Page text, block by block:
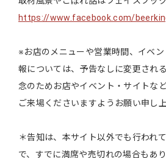
https://www.facebook.com/
※お店のメニューや営業時間、イベ
報については、予告なしに変更され
念のためお店やイベント・サイトな
ご来場くださいますようお願い申し上
＊告知は、本サイト以外でも行われ
で、すでに満席や売切れの場合もあ